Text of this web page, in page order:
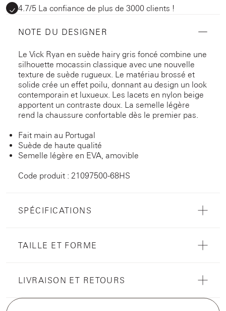
4.7/5 La confiance de plus de 3000 clients !
NOTE DU DESIGNER
Le Vick Ryan en suède hairy gris foncé combine une
silhouette mocassin classique avec une nouvelle
texture de suède rugueux. Le matériau brossé et
solide crée un effet poilu, donnant au design un look
contemporain et luxueux. Les lacets en nylon beige
apportent un contraste doux. La semelle légère
rend la chaussure confortable dès le premier pas.
Fait main au Portugal
Suède de haute qualité
Semelle légère en EVA, amovible
Code produit : 21097500-68HS
SPÉCIFICATIONS
TAILLE ET FORME
LIVRAISON ET RETOURS